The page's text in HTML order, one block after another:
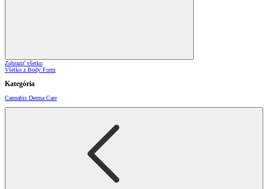
Zobraziť všetko
Všetko z Body Form
Kategória
Cannabis Derma Care